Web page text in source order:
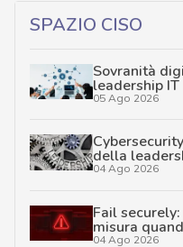
SPAZIO CISO
Sovranità
leadership IT
05 Ago 2026
della
04 Ago 2026
Fail
misura
04 Ago 2026